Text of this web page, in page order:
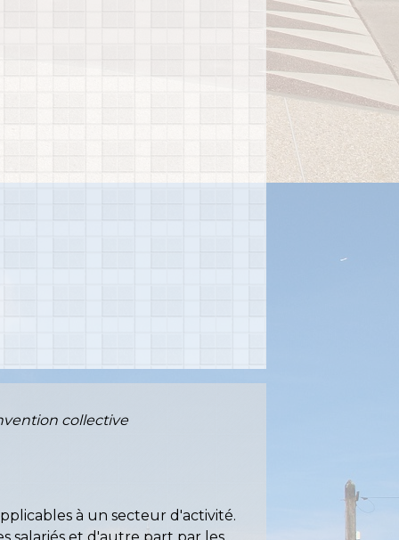
collective
à un secteur d'activité.